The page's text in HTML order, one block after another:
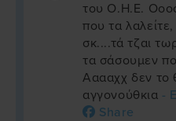
του Ο.Η.Ε.
που τα
σκ....τά τζαι
τα σάσουμεν
Ααααχχ δεν το
αγγονούθκια -
Share